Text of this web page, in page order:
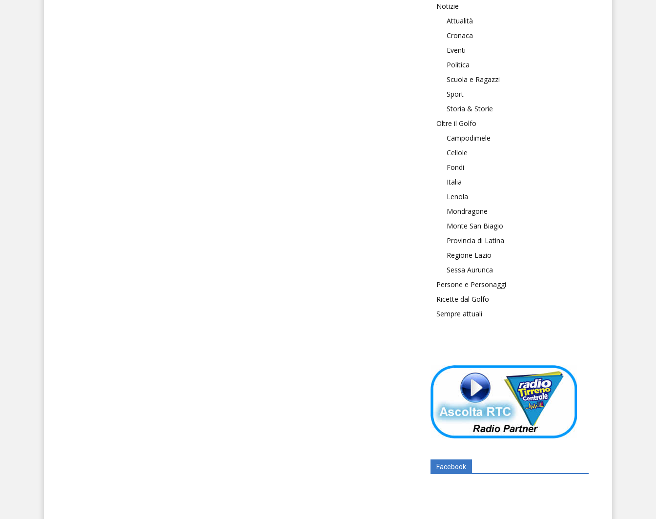
Notizie
Attualità
Cronaca
Eventi
Politica
Scuola e Ragazzi
Sport
Storia & Storie
Oltre il Golfo
Campodimele
Cellole
Fondi
Italia
Lenola
Mondragone
Monte San Biagio
Provincia di Latina
Regione Lazio
Sessa Aurunca
Persone e Personaggi
Ricette dal Golfo
Sempre attuali
Facebook